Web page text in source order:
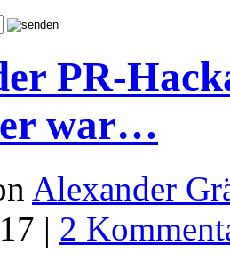
PR-
war…
Alexander
| 2